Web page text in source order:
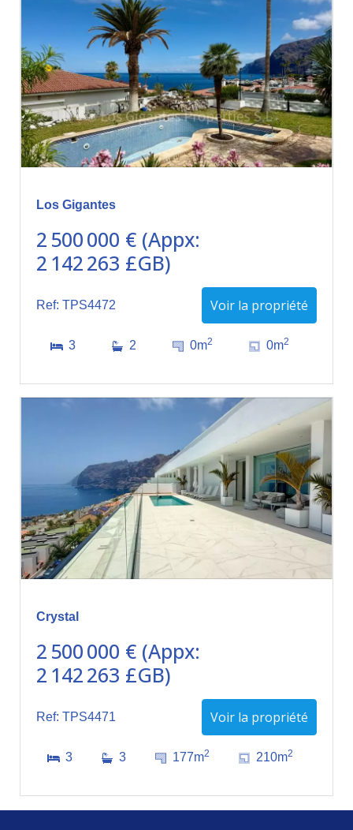
Los Gigantes
2 500 000 € (Appx:
2 142 263 £GB)
Ref: TPS4472 Voir la propriété
3 2 0m2 0m2
Crystal
2 500 000 € (Appx:
2 142 263 £GB)
Ref: TPS4471 Voir la propriété
3 3 177m2 210m2